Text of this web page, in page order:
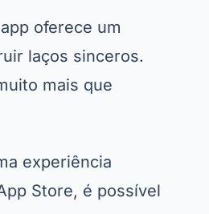
oferece um
laços sinceros.
mais que
experiência
Store, é possível